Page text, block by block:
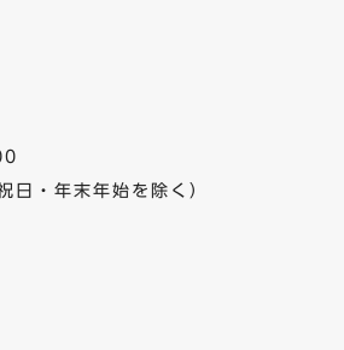
・年末年始を除く）